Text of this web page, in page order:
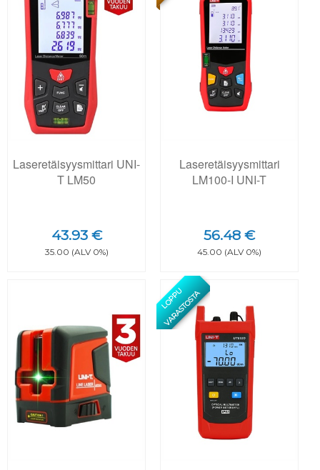
Laseretäisyysmittari UNI-
T LM50
43.93 €
35.00 (ALV 0%)
Laseretäisyysmittari
LM100-I UNI-T
56.48 €
45.00 (ALV 0%)
L
O
P
P
U
V
A
R
A
S
T
O
S
T
A